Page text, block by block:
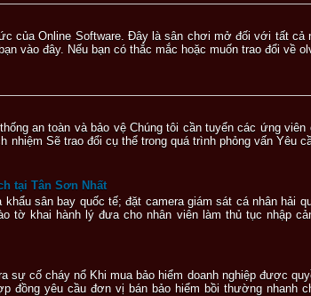
của Online Software. Đây là sân chơi mở đối với tất cả
vào đây. Nếu bạn có thắc mắc hoặc muốn trao đổi về
an toàn và bảo vệ Chúng tôi cần tuyển các ứng
nhiệm Sẽ trao đổi cụ thể trong quá trình phỏng vấn Yêu
tại Tân Sơn Nhất
khẩu sân bay quốc tế; đặt camera giám sát cá nhân hải
tờ khai hành lý đưa cho nhân viên làm thủ tục nhập
sự cố cháy nổ Khi mua bảo hiểm doanh nghiệp được
đồng yêu cầu đơn vị bán bảo hiểm bồi thường nhanh